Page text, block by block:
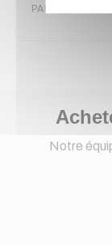
PARTY-PAR-
Notre